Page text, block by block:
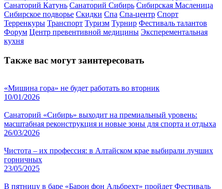
Санаторий Катунь Санаторий Сибирь Сибирская Масленица
Сибирское подворье Скидки Спа Спа-центр Спорт
Терренкуры Транспорт Туризм Турнир Фестиваль талантов
Форум Центр превентивной медицины Эксперементальная
кухня
Также вас могут заинтересовать
«Мишина гора» не будет работать во вторник
10/01/2026
Санаторий «Сибирь» выходит на премиальный уровень:
масштабная реконструкция и новые зоны для спорта и отдыха
26/03/2026
Чистота – их профессия: в Алтайском крае выбирали лучших
горничных
23/05/2025
В пятницу в баре «Барон фон Альбрехт» пройдет Фестиваль